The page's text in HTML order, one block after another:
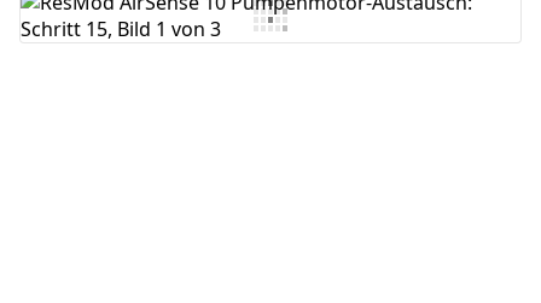
Kommentar hinzufügen